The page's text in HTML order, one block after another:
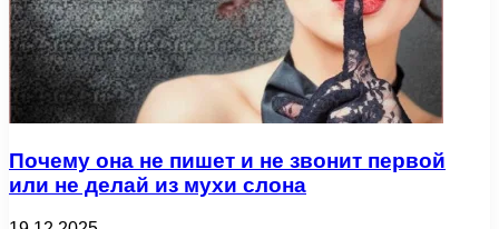
Почему она не пишет и не звонит первой
или не делай из мухи слона